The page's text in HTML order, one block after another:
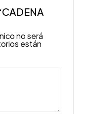
no será
están